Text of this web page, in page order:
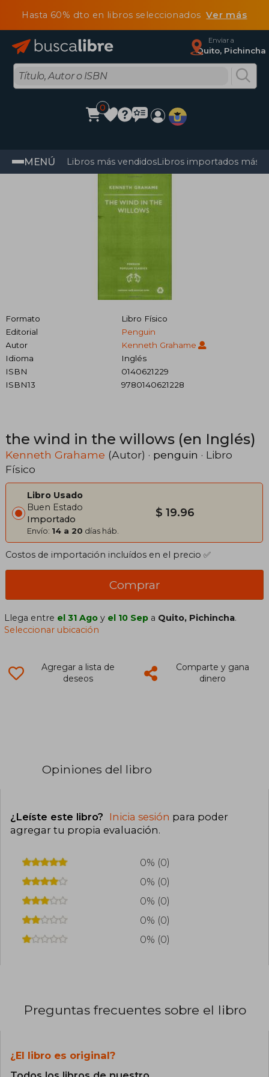
Hasta 60% dto en libros seleccionadosVer más
Enviar a
Quito, Pichincha
0
MENÚ Libros más vendidosLibros importados más
Formato
Libro Físico
Editorial
Penguin
Autor
Kenneth Grahame
Idioma
Inglés
ISBN
0140621229
ISBN13
9780140621228
the wind in the willows (en Inglés)
Kenneth Grahame (Autor) · penguin · Libro
Físico
Libro Usado
Buen Estado
Importado
Envío: 14 a 20 días háb.
$ 19.96
Costos de importación incluídos en el precio ✅
Comprar
Llega entre el 31 Ago y el 10 Sep a Quito, Pichincha.
Seleccionar ubicación
Agregar a lista de
deseos
Comparte y gana
dinero
Opiniones del libro
¿Leíste este libro? Inicia sesión para poder
agregar tu propia evaluación.
0% (0)
0% (0)
0% (0)
0% (0)
0% (0)
Preguntas frecuentes sobre el libro
¿El libro es original?